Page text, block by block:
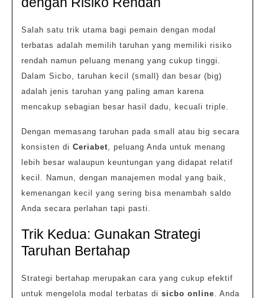
Salah satu trik utama bagi pemain dengan modal
terbatas adalah memilih taruhan yang memiliki risiko
rendah namun peluang menang yang cukup tinggi.
Dalam Sicbo, taruhan kecil (small) dan besar (big)
adalah jenis taruhan yang paling aman karena
mencakup sebagian besar hasil dadu, kecuali triple.
Dengan memasang taruhan pada small atau big secara
konsisten di Ceriabet, peluang Anda untuk menang
lebih besar walaupun keuntungan yang didapat relatif
kecil. Namun, dengan manajemen modal yang baik,
kemenangan kecil yang sering bisa menambah saldo
Anda secara perlahan tapi pasti.
Trik Kedua: Gunakan Strategi
Taruhan Bertahap
Strategi bertahap merupakan cara yang cukup efektif
untuk mengelola modal terbatas di sicbo online. Anda